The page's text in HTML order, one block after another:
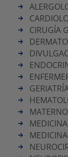
CIRUGÍA